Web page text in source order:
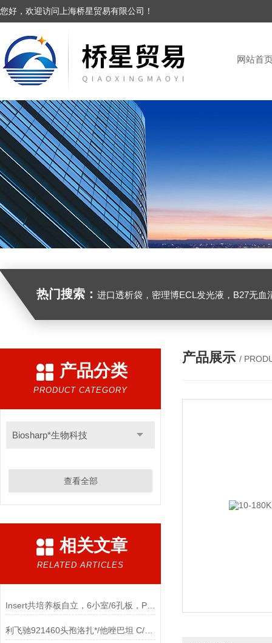
您好，欢迎访问上海桥星贸易有限公司！
网站首
热门搜索： 进口透析袋，密理博ECL发光液，B27无血清培养基，N2培养基，紫外酶标板，Gibco胶原酶，
产品分类
PRODUCT CATEGORY
Biosharp*生物科技
查看全部
相关文章
RELATED ARTICLES
Insert共培养板自立，6小室/6孔板，PC膜 0.4um孔径说明
利飞驰921460头孢洛扎*/他唑巴坦 C/T 0.016/4说明书
产品展示 /